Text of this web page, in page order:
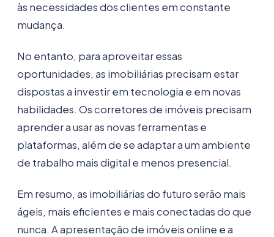
às necessidades dos clientes em constante
mudança.
No entanto, para aproveitar essas
oportunidades, as imobiliárias precisam estar
dispostas a investir em tecnologia e em novas
habilidades. Os corretores de imóveis precisam
aprender a usar as novas ferramentas e
plataformas, além de se adaptar a um ambiente
de trabalho mais digital e menos presencial.
Em resumo, as imobiliárias do futuro serão mais
ágeis, mais eficientes e mais conectadas do que
nunca. A apresentação de imóveis online e a